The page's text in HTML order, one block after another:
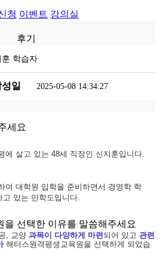
청 이벤트 강의실
후기
학습자
일 2025-05-08 14:34:27
세요
에 살고 있는 48세 직장인 신지훈입니다.
여 대학원 입학을 준비하면서 경영학 학
고 있는 만학도입니다.
을 선택한 이유를 말씀해주세요
교양 과목이 다양하게 마련 되어 있고 관련
해터스원격평생교육원을 선택하게 되었습